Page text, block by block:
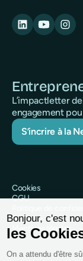
L’impactletter
engagement
S’incrire à la
Cookies
CGU
Sécurité
Mentions légales